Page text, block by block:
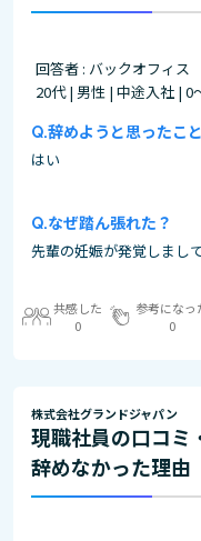
回答者 : バックオフィス
20代 | 男性 | 中途入社 | 0
辞めようと思ったこ
はい
なぜ踏ん張れた？
先輩の妊娠が発覚しまし
共感した
0
参考になっ
0
株式会社グランドジャパン
現職社員の口コミ
辞めなかった理由